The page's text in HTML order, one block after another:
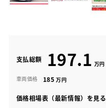
支払総額 197.1
車両価格 185
価格相場表（最新情報）を見る